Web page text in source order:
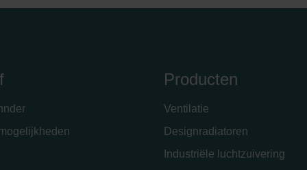
Producten
Ventilatie
Designradiatoren
Industriële luchtzuivering